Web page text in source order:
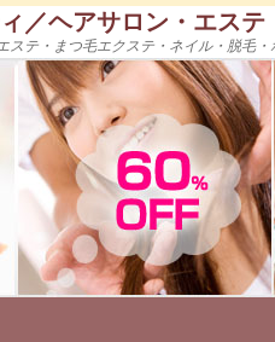
／ヘアサロン・エス
ステ・まつ毛エクステ・ネイル・脱毛